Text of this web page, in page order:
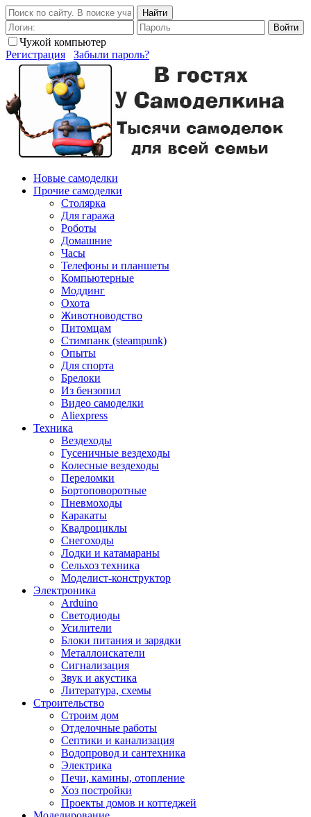
Найти
Войти
Чужой компьютер
Регистрация
Забыли пароль?
Новые самоделки
Прочие самоделки
Столярка
Для гаража
Роботы
Домашние
Часы
Телефоны и планшеты
Компьютерные
Моддинг
Охота
Животноводство
Питомцам
Стимпанк (steampunk)
Опыты
Для спорта
Брелоки
Из бензопил
Видео самоделки
Aliexpress
Техника
Вездеходы
Гусеничные вездеходы
Колесные вездеходы
Переломки
Бортоповоротные
Пневмоходы
Каракаты
Квадроциклы
Снегоходы
Лодки и катамараны
Сельхоз техника
Моделист-конструктор
Электроника
Arduino
Светодиоды
Усилители
Блоки питания и зарядки
Металлоискатели
Сигнализация
Звук и акустика
Литература, схемы
Строительство
Строим дом
Отделочные работы
Септики и канализация
Водопровод и сантехника
Электрика
Печи, камины, отопление
Хоз постройки
Проекты домов и коттеджей